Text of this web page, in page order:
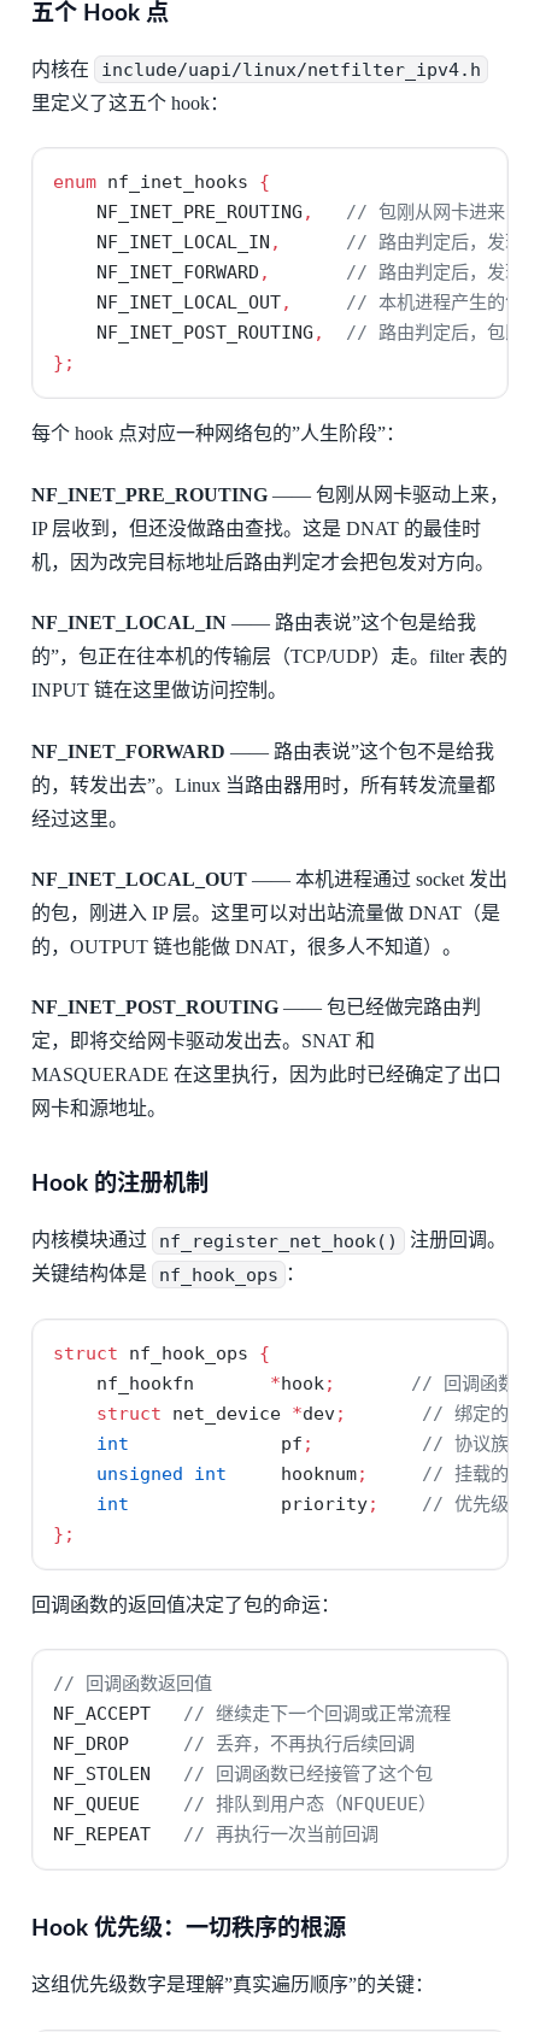
五个 Hook 点
内核在 include/uapi/linux/netfilter_ipv4.h
里定义了这五个 hook：
enum nf_inet_hooks {
    NF_INET_PRE_ROUTING
,
// 包刚从网卡进来，
    NF_INET_LOCAL_IN
,
// 路由判定后，发现
    NF_INET_FORWARD
,
// 路由判定后，发现
    NF_INET_LOCAL_OUT
,
// 本机进程产生的包
    NF_INET_POST_ROUTING
,
// 路由判定后，包即
};
每个 hook 点对应一种网络包的”人生阶段”：
NF_INET_PRE_ROUTING—— 包刚从网卡驱动上来，
IP 层收到，但还没做路由查找。这是 DNAT 的最佳时
机，因为改完目标地址后路由判定才会把包发对方向。
NF_INET_LOCAL_IN—— 路由表说”这个包是给我
的”，包正在往本机的传输层（TCP/UDP）走。filter 表的
INPUT 链在这里做访问控制。
NF_INET_FORWARD —— 路由表说”这个包不是给我
的，转发出去”。Linux 当路由器用时，所有转发流量都
经过这里。
NF_INET_LOCAL_OUT—— 本机进程通过 socket 发出
的包，刚进入 IP 层。这里可以对出站流量做 DNAT（是
的，OUTPUT 链也能做 DNAT，很多人不知道）。
NF_INET_POST_ROUTING—— 包已经做完路由判
定，即将交给网卡驱动发出去。SNAT 和
MASQUERADE 在这里执行，因为此时已经确定了出口
网卡和源地址。
Hook 的注册机制
内核模块通过 nf_register_net_hook()
注册回调。
关键结构体是
nf_hook_ops ：
struct nf_hook_ops {
    nf_hookfn
*hook;
// 回调函数
struct net_device *dev;
// 绑定的网
int
              pf
;
// 协议族（
unsigned
int
     hooknum
;
// 挂载的
int
              priority
;
// 优先级，
};
回调函数的返回值决定了包的命运：
// 回调函数返回值
NF_ACCEPT // 继续走下一个回调或正常流程
NF_DROP // 丢弃，不再执行后续回调
NF_STOLEN // 回调函数已经接管了这个包
NF_QUEUE // 排队到用户态（NFQUEUE）
NF_REPEAT // 再执行一次当前回调
Hook 优先级：一切秩序的根源
这组优先级数字是理解”真实遍历顺序”的关键：